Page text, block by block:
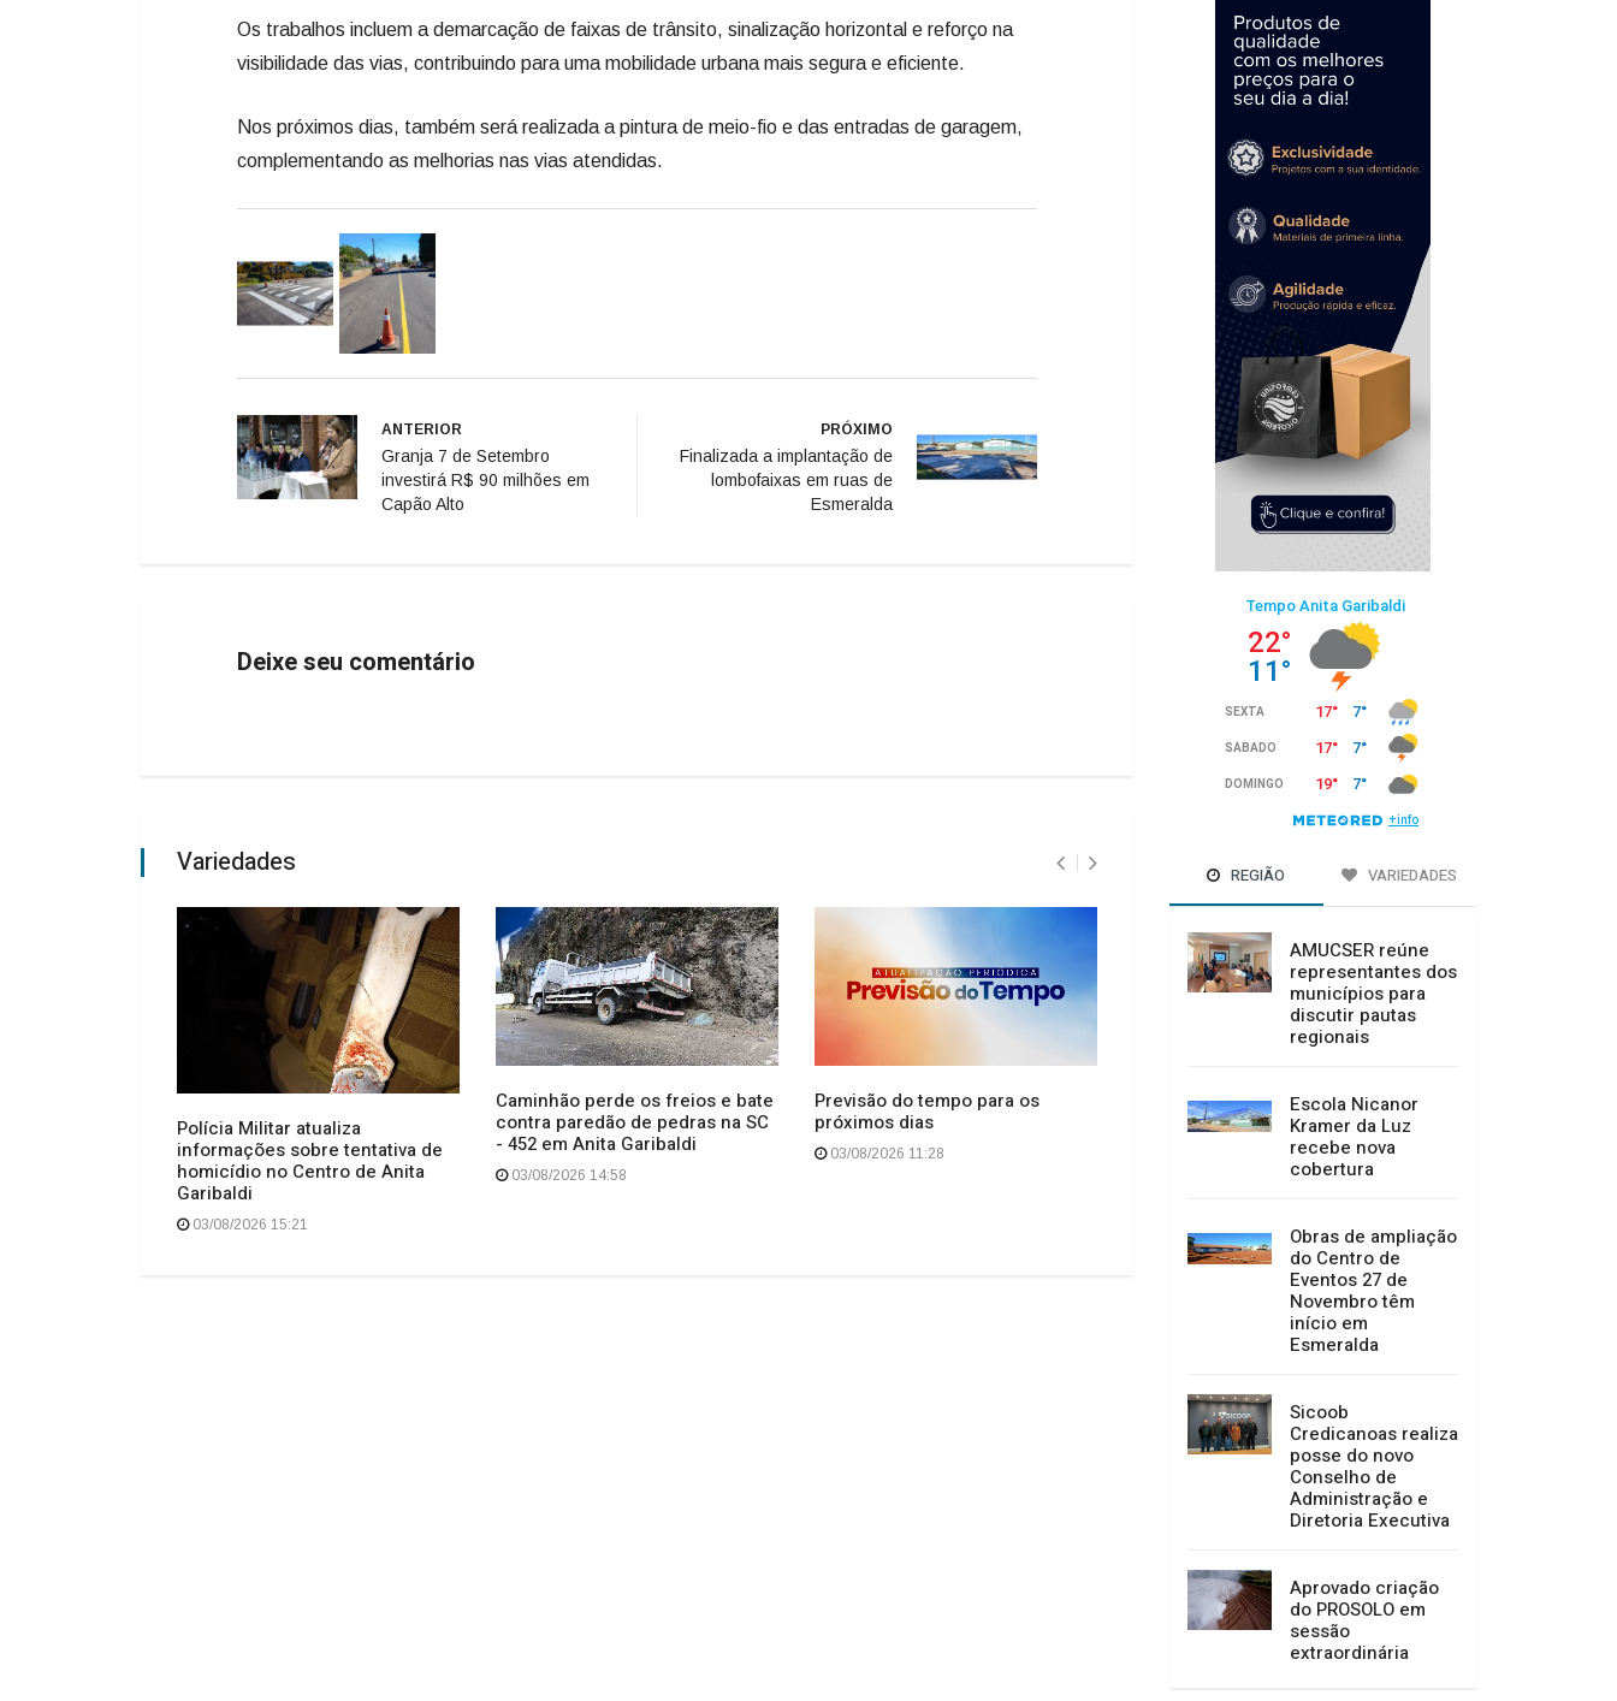
Os trabalhos incluem a demarcação de faixas de trânsito, sinalização horizontal e reforço na
visibilidade das vias, contribuindo para uma mobilidade urbana mais segura e eficiente.
Nos próximos dias, também será realizada a pintura de meio-fio e das entradas de garagem,
complementando as melhorias nas vias atendidas.
ANTERIOR
Granja 7 de Setembro
investirá R$ 90 milhões em
Capão Alto
PRÓXIMO
Finalizada a implantação de
lombofaixas em ruas de
Esmeralda
Deixe seu comentário
Variedades
Polícia Militar atualiza
informações sobre tentativa de
homicídio no Centro de Anita
Garibaldi
03/08/2026 15:21
Caminhão perde os freios e bate
contra paredão de pedras na SC
- 452 em Anita Garibaldi
03/08/2026 14:58
Previsão do tempo para os
próximos dias
03/08/2026 11:28
Dois homens são esfaqueados
durante confusão no centro de
REGIÃO VARIEDADES
AMUCSER reúne
representantes dos
municípios para
discutir pautas
regionais
Escola Nicanor
Kramer da Luz
recebe nova
cobertura
Obras de ampliação
do Centro de
Eventos 27 de
Novembro têm
início em
Esmeralda
Sicoob
Credicanoas realiza
posse do novo
Conselho de
Administração e
Diretoria Executiva
Aprovado criação
do PROSOLO em
sessão
extraordinária